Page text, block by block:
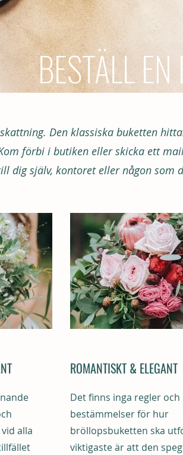
BESTÄLL
Den klassiska buketten
förbi i butiken eller skicka ett
dig själv, kontoret eller någon som
alla
ROMANTISKT & ELEGANT
Det finns inga regler och
bestämmelser för hur
bröllopsbuketten ska
viktigaste är att den